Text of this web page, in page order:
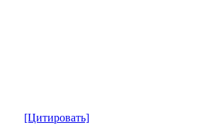
[Цитировать]